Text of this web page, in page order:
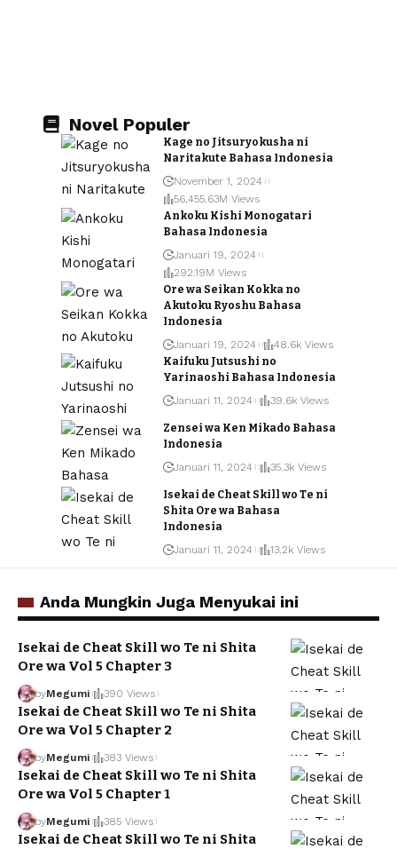
Novel Populer
Kage no Jitsuryokusha ni
Naritakute Bahasa Indonesia
November 1, 2024
56,455.63M Views
Ankoku Kishi Monogatari
Bahasa Indonesia
Januari 19, 2024
292.19M Views
Ore wa Seikan Kokka no
Akutoku Ryoshu Bahasa
Indonesia
Januari 19, 2024
48.6k Views
Kaifuku Jutsushi no
Yarinaoshi Bahasa Indonesia
Januari 11, 2024
39.6k Views
Zensei wa Ken Mikado Bahasa
Indonesia
Januari 11, 2024
35.3k Views
Isekai de Cheat Skill wo Te ni
Shita Ore wa Bahasa
Indonesia
Januari 11, 2024
13.2k Views
Anda Mungkin Juga Menyukai ini
Isekai de Cheat Skill wo Te ni Shita
Ore wa Vol 5 Chapter 3
byMegumi 390 Views
Isekai de Cheat Skill wo Te ni Shita
Ore wa Vol 5 Chapter 2
byMegumi 383 Views
Isekai de Cheat Skill wo Te ni Shita
Ore wa Vol 5 Chapter 1
byMegumi 385 Views
Isekai de Cheat Skill wo Te ni Shita